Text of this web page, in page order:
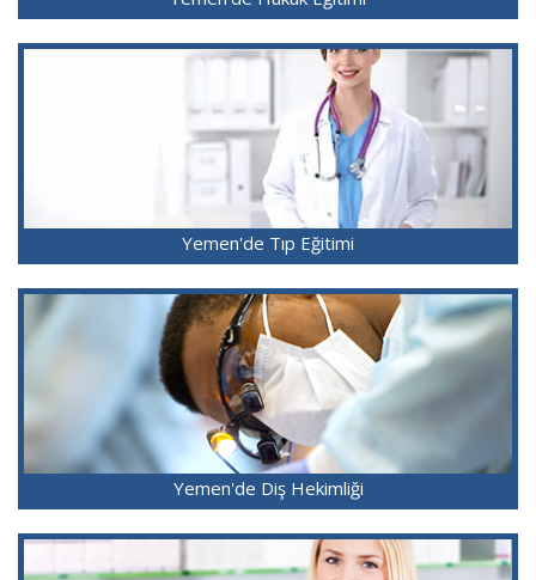
Yemen'de Tıp Eğitimi
Yemen'de Diş Hekimliği